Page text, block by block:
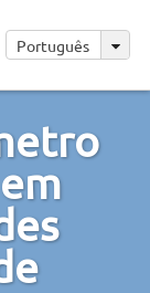
Português